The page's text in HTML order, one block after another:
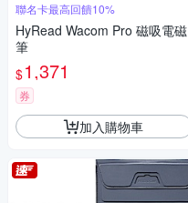
聯名卡最高回饋10%
HyRead Wacom Pro 磁吸電磁
筆
$1,371
券
加入購物車